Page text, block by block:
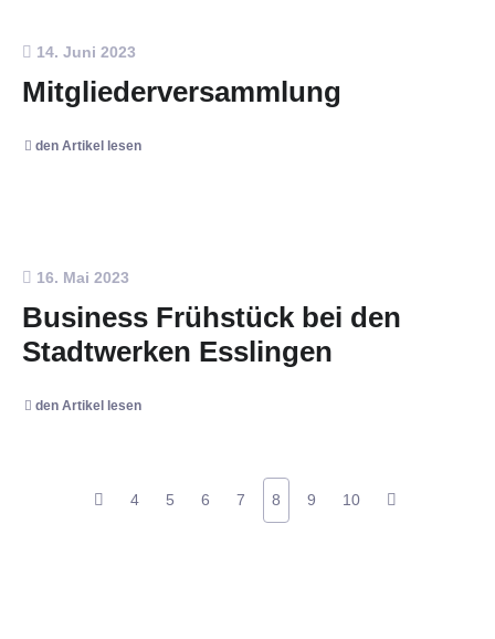
14. Juni 2023
Mitgliederversammlung
den Artikel lesen
16. Mai 2023
Business Frühstück bei den
Stadtwerken Esslingen
den Artikel lesen
4 5 6 7 8 9 10